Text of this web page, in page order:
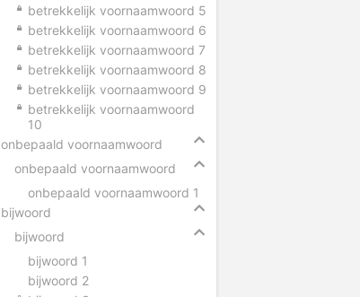
betrekkelijk voornaamwoord 5
betrekkelijk voornaamwoord 6
betrekkelijk voornaamwoord 7
betrekkelijk voornaamwoord 8
betrekkelijk voornaamwoord 9
betrekkelijk voornaamwoord
10
onbepaald voornaamwoord
onbepaald voornaamwoord
onbepaald voornaamwoord 1
bijwoord
bijwoord
bijwoord 1
bijwoord 2